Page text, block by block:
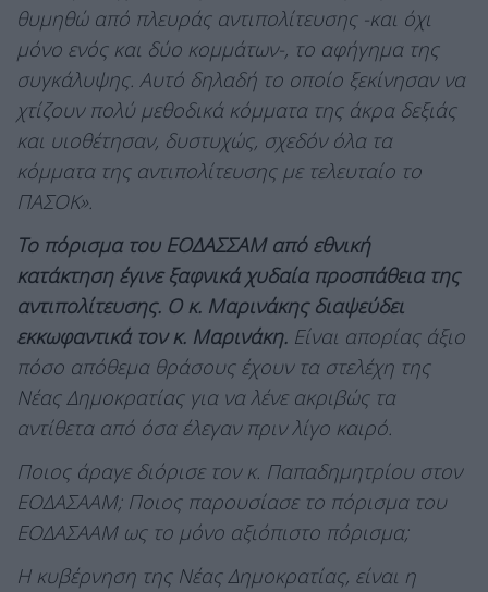
θυμηθώ από πλευράς αντιπολίτευσης -και όχι
μόνο ενός και δύο κομμάτων-, το αφήγημα της
συγκάλυψης. Αυτό δηλαδή το οποίο ξεκίνησαν να
χτίζουν πολύ μεθοδικά κόμματα της άκρα δεξιάς
και υιοθέτησαν, δυστυχώς, σχεδόν όλα τα
κόμματα της αντιπολίτευσης με τελευταίο το
ΠΑΣΟΚ».
Το πόρισμα του ΕΟΔΑΣΣΑΜ από εθνική
κατάκτηση έγινε ξαφνικά χυδαία προσπάθεια της
αντιπολίτευσης. Ο κ. Μαρινάκης διαψεύδει
εκκωφαντικά τον κ. Μαρινάκη. Είναι απορίας άξιο
πόσο απόθεμα θράσους έχουν τα στελέχη της
Νέας Δημοκρατίας για να λένε ακριβώς τα
αντίθετα από όσα έλεγαν πριν λίγο καιρό.
Ποιος άραγε διόρισε τον κ. Παπαδημητρίου στον
ΕΟΔΑΣΑΑΜ; Ποιος παρουσίασε το πόρισμα του
ΕΟΔΑΣΑΑΜ ως το μόνο αξιόπιστο πόρισμα;
Η κυβέρνηση της Νέας Δημοκρατίας, είναι η